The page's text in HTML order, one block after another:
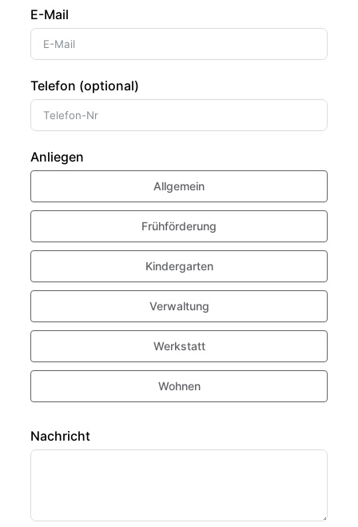
E-Mail
Telefon (optional)
Anliegen
Allgemein
Frühförderung
Kindergarten
Verwaltung
Werkstatt
Wohnen
Nachricht